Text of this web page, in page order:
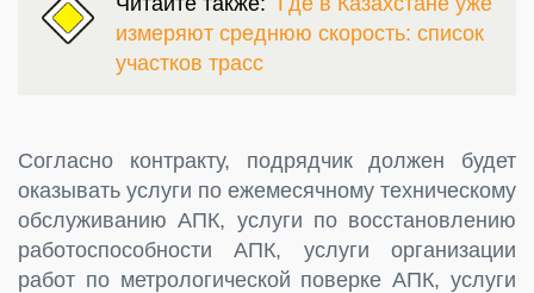
измеряют среднюю скорость: список
участков трасс
Согласно контракту, подрядчик должен будет
оказывать услуги по ежемесячному техническому
обслуживанию АПК, услуги по восстановлению
работоспособности АПК, услуги организации
работ по метрологической поверке АПК, услуги